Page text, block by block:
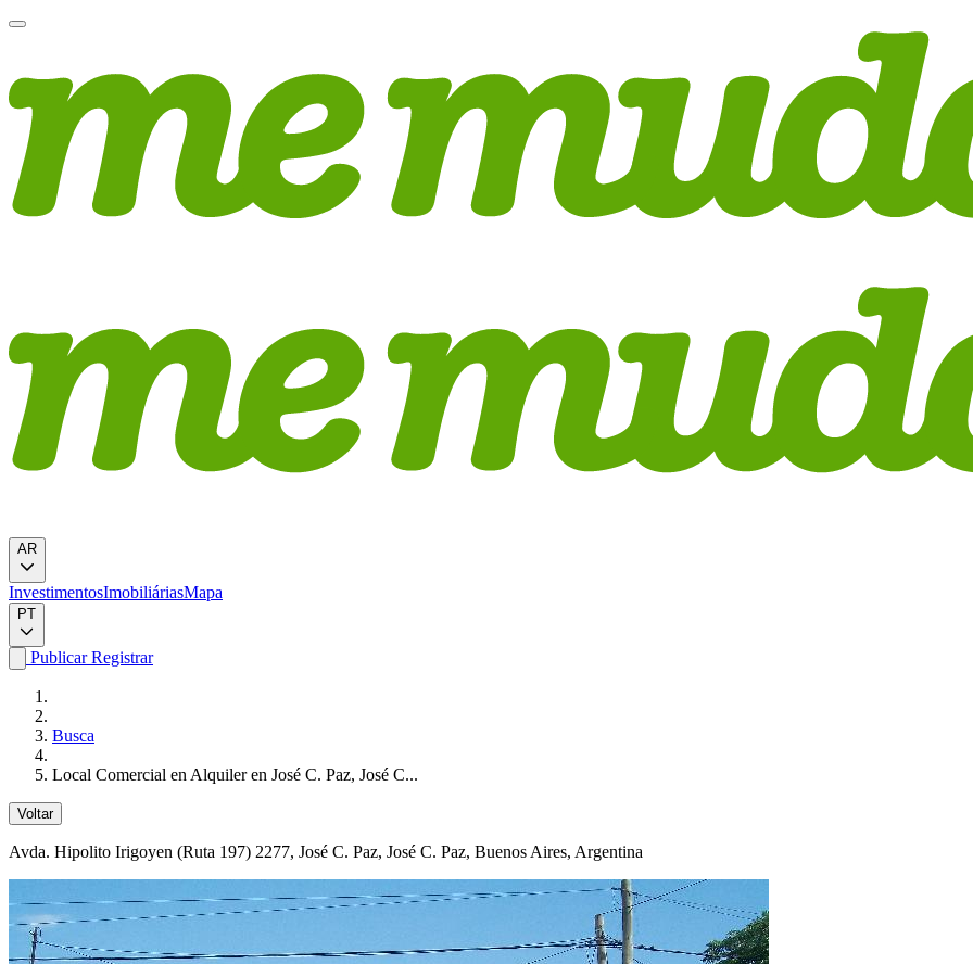
AR
InvestimentosImobiliáriasMapa
PT
PublicarRegistrar
Busca
Local Comercial en Alquiler en José C. Paz, José C...
Voltar
Avda. Hipolito Irigoyen (Ruta 197) 2277, José C. Paz, José C. Paz, Buenos Aires, Argentina